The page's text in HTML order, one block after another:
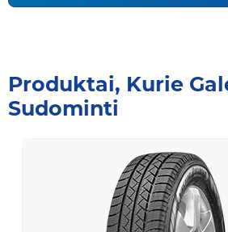
Produktai, Kurie
Sudominti